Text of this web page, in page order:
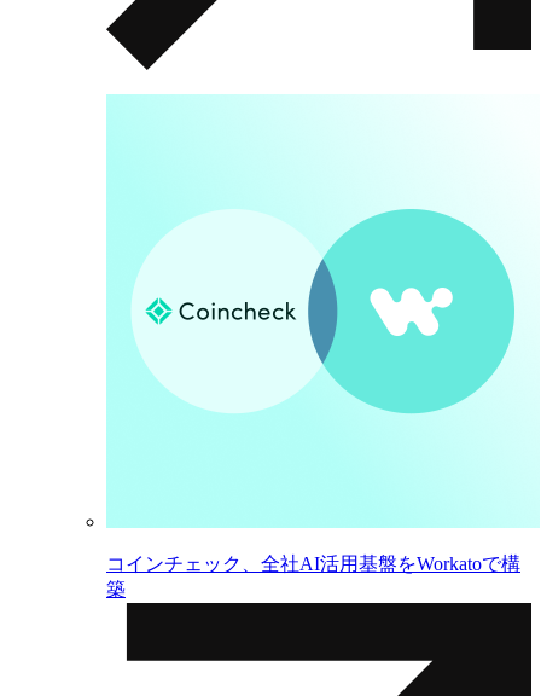
コインチェック、全社AI活用基盤をWorkatoで構
築